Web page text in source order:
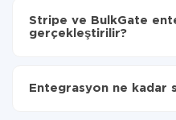
Stripe ve BulkGate
gerçekleştirilir?
seçin
Entegrasyon ne kadar